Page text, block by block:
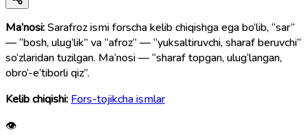
Ma’nosi:Sarafroz ismi forscha kelib chiqishga ega bo‘lib, “sar”
— “bosh, ulug‘lik” va “afroz” — “yuksaltiruvchi, sharaf beruvchi”
so‘zlaridan tuzilgan. Ma’nosi — “sharaf topgan, ulug‘langan,
obro‘-e’tiborli qiz”.
Kelib chiqishi: Fors-tojikcha ismlar
👁